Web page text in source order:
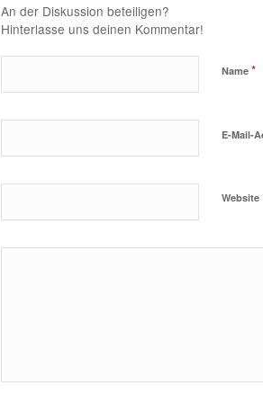
An der Diskussion beteiligen?
Hinterlasse uns deinen Kommentar!
Name *
E-Mail-
Website